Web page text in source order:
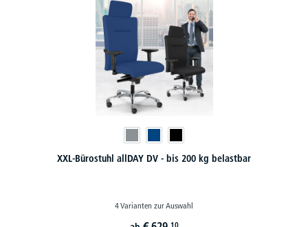
XXL-Bürostuhl allDAY DV - bis 200 kg belastbar
4 Varianten zur Auswahl